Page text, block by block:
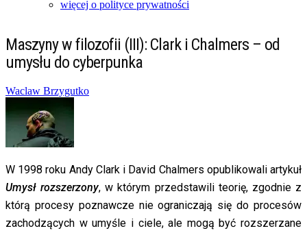
więcej o polityce prywatności
Maszyny w filozofii (III): Clark i Chalmers – od
umysłu do cyberpunka
Posted
06/06/2014
Waclaw Brzygutko
W 1998 roku Andy Clark i David Chalmers opublikowali artykuł
Umysł rozszerzony, w którym przedstawili teorię, zgodnie z
którą procesy poznawcze nie ograniczają się do procesów
zachodzących w umyśle i ciele, ale mogą być rozszerzane